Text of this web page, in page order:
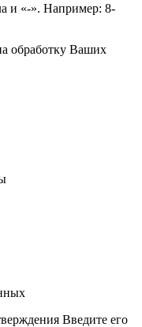
и «-». Например: 8-
обработку Ваших
Введите его